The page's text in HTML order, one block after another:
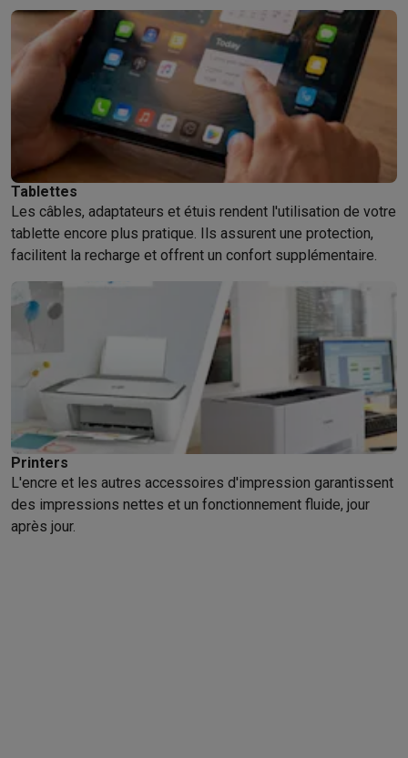
Tablettes
Les câbles, adaptateurs et étuis rendent l'utilisation de votre
tablette encore plus pratique. Ils assurent une protection,
facilitent la recharge et offrent un confort supplémentaire.
Printers
L'encre et les autres accessoires d'impression garantissent
des impressions nettes et un fonctionnement fluide, jour
après jour.